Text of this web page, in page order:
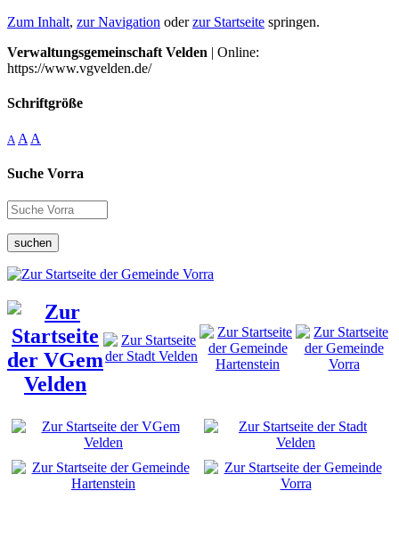
Zum Inhalt, zur Navigation oderzur Startseite springen.
Verwaltungsgemeinschaft Velden | Online:
https://www.vgvelden.de/
Schriftgröße
A A A
Suche Vorra
suchen